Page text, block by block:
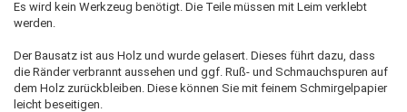
Es wird kein Werkzeug benötigt. Die Teile müssen mit Leim verklebt
werden.
Der Bausatz ist aus Holz und wurde gelasert. Dieses führt dazu, dass
die Ränder verbrannt aussehen und ggf. Ruß- und Schmauchspuren auf
dem Holz zurückbleiben. Diese können Sie mit feinem Schmirgelpapier
leicht beseitigen.